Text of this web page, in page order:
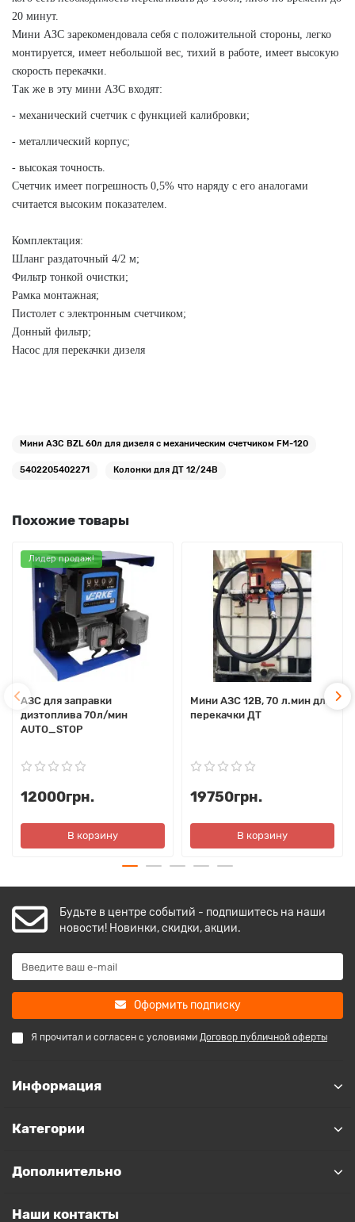
20 минут.
Мини АЗС зарекомендовала себя с положительной стороны, легко
монтируется, имеет небольшой вес, тихий в работе, имеет высокую
скорость перекачки.
Так же в эту мини АЗС входят:
- механический счетчик с функцией калибровки;
- металлический корпус;
- высокая точность.
Счетчик имеет погрешность 0,5% что наряду с его аналогами
считается высоким показателем.
Комплектация:
Шланг раздаточный 4/2 м;
Фильтр тонкой очистки;
Рамка монтажная;
Пистолет с электронным счетчиком;
Донный фильтр;
Насос для перекачки дизеля
Мини АЗС BZL 60л для дизеля с механическим счетчиком FM-120
5402205402271 Колонки для ДТ 12/24В
Похожие товары
Лидер продаж!
АЗС для заправки
дизтоплива 70л/мин
AUTO_STOP
12000грн.
В корзину
Мини АЗС 12В, 70 л.мин для
перекачки ДТ
19750грн.
В корзину
Будьте в центре событий - подпишитесь на наши
новости! Новинки, скидки, акции.
Оформить подписку
Я прочитал и согласен с условиями Договор публичной оферты
Информация
Категории
Дополнительно
Наши контакты